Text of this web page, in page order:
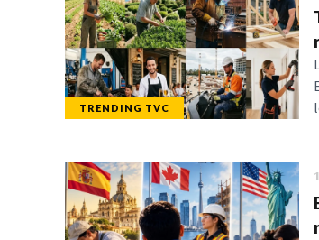
TRENDING TVC